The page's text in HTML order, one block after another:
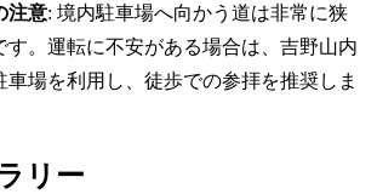
注意: 境内駐車場へ向かう道は非常に狭
す。運転に不安がある場合は、吉野山内
車場を利用し、徒歩での参拝を推奨しま
リー